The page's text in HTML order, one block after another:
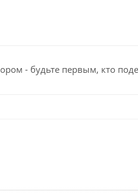
- будьте первым, кто